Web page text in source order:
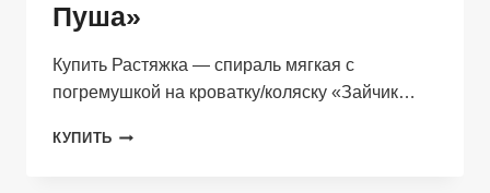
Пуша»
Купить Растяжка — спираль мягкая с
погремушкой на кроватку/коляску «Зайчик…
КУПИТЬ РАСТЯЖКА